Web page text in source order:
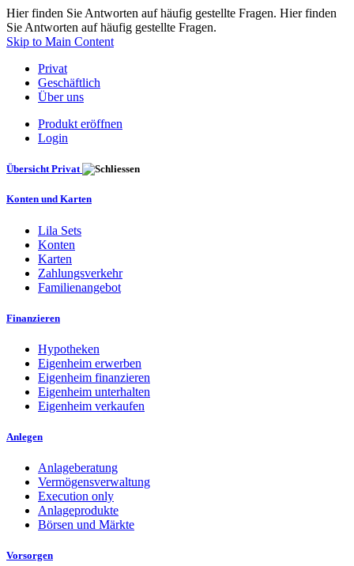
Hier finden Sie Antworten auf häufig gestellte Fragen. Hier finden
Sie Antworten auf häufig gestellte Fragen.
Skip to Main Content
Privat
Geschäftlich
Über uns
Produkt eröffnen
Login
Übersicht Privat
Konten und Karten
Lila Sets
Konten
Karten
Zahlungsverkehr
Familienangebot
Finanzieren
Hypotheken
Eigenheim erwerben
Eigenheim finanzieren
Eigenheim unterhalten
Eigenheim verkaufen
Anlegen
Anlageberatung
Vermögensverwaltung
Execution only
Anlageprodukte
Börsen und Märkte
Vorsorgen